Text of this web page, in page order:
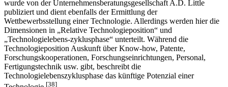
Eine spezielle Form der Darstellung des Technologieportfolios
wurde von der Unternehmensberatungsgesellschaft A.D. Little
publiziert und dient ebenfalls der Ermittlung der
Wettbewerbsstellung einer Technologie. Allerdings werden hier die
Dimensionen in „Relative Technologieposition“ und
„Technologielebens-zyklusphase“ unterteilt. Während die
Technologieposition Auskunft über Know-how, Patente,
Forschungskooperationen, Forschungseinrichtungen, Personal,
Fertigungstechnik usw. gibt, beschreibt die